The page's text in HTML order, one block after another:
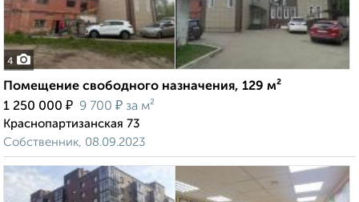
4
Помещение свободного назначения, 129 м²
1 250 000 ₽ 9 700 ₽ за м²
Краснопартизанская 73
Собственник, 08.09.2023